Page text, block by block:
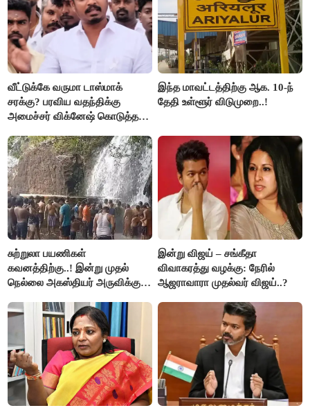
வீட்டுக்கே வருமா டாஸ்மாக்
சரக்கு? பரவிய வதந்திக்கு
அமைச்சர் விக்னேஷ் கொடுத்த
இந்த மாவட்டத்திற்கு ஆக. 10-ந்
தேதி உள்ளூர் விடுமுறை..!
சுற்றுலா பயணிகள்
கவனத்திற்கு..! இன்று முதல்
நெல்லை அகஸ்தியர் அருவிக்கு
இன்று விஜய் – சங்கீதா
விவாகரத்து வழக்கு: நேரில்
ஆஜராவாரா முதல்வர் விஜய்..?